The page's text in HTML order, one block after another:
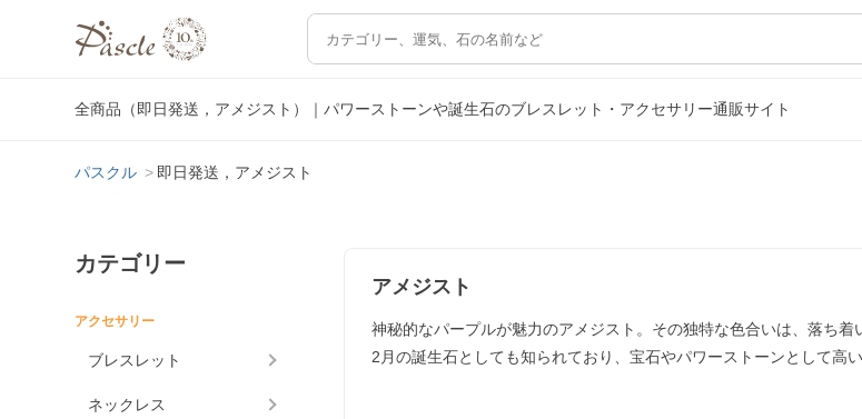
全商品（即日発送，アメジスト）｜パワーストーンや誕生石のブレスレット・アクセサリー通販サイト
パスクル 即日発送，アメジスト
カテゴリー
アクセサリー
ブレスレット
ネックレス
アメジスト
神秘的なパープルが魅力のアメジスト。その独特な色合いは、落ち着
2月の誕生石としても知られており、宝石やパワーストーンとして高